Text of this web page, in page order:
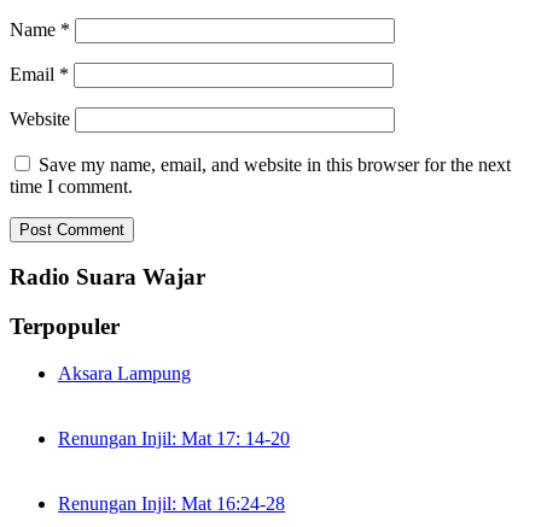
Name *
Email *
Website
Save my name, email, and website in this browser for the next
time I comment.
Radio Suara Wajar
Terpopuler
Aksara Lampung
Renungan Injil: Mat 17: 14-20
Renungan Injil: Mat 16:24-28